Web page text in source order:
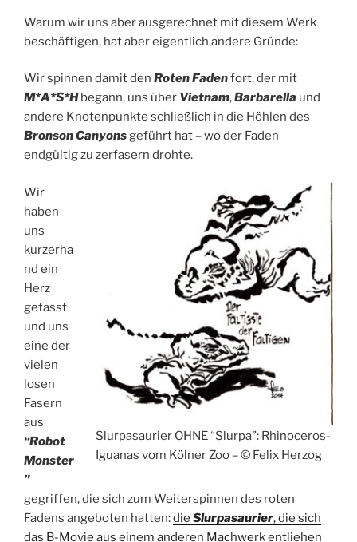
Warum wir uns aber ausgerechnet mit diesem Werk
beschäftigen, hat aber eigentlich andere Gründe:
Wir spinnen damit den Roten Fadenfort, der mit
M*A*S*Hbegann, uns über Vietnam,Barbarella und
andere Knotenpunkte schließlich in die Höhlen des
Bronson Canyonsgeführt hat – wo der Faden
endgültig zu zerfasern drohte.
Slurpasaurier OHNE “Slurpa”: Rhinoceros-
Iguanas vom Kölner Zoo – © Felix Herzog
Wir
haben
uns
kurzerha
nd ein
Herz
gefasst
und uns
eine der
vielen
losen
Fasern
aus
“Robot
Monster
”
gegriffen, die sich zum Weiterspinnen des roten
Fadens angeboten hatten:die Slurpasaurier, die sich
das B-Movie aus einem anderen Machwerk entliehen